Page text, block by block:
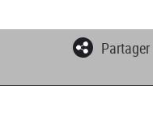
Partager